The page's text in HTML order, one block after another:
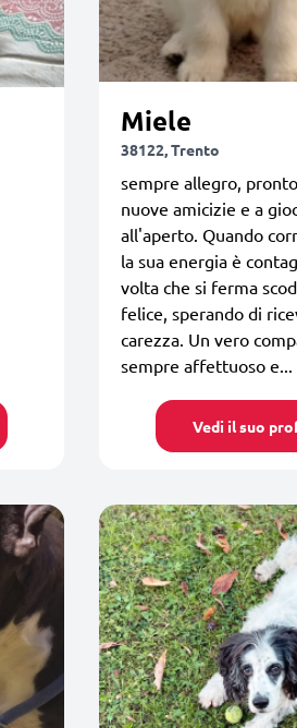
Miele
38122, Trento
sempre allegro,
nuove amicizie e a
all'aperto. Quando
la sua energia è
volta che si ferma
felice, sperando di
carezza. Un vero
sempre affettuoso e...
Vedi il suo